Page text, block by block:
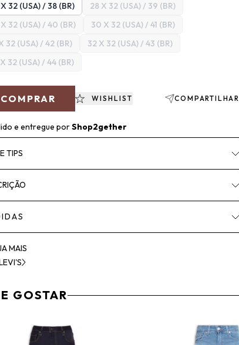
32 (USA) / 38 (BR)
28 X 32 (USA) / 39 (BR)
32 (USA) / 40 (BR)
30 X 32 (USA) / 41 (BR)
32 (USA) / 42 (BR)
32 X 32 (USA) / 43 (BR)
32 (USA) / 44 (BR)
COMPRAR WISHLIST COMPARTILHAR
e entregue porShop2gether
TIPS
MAIS
GOSTAR